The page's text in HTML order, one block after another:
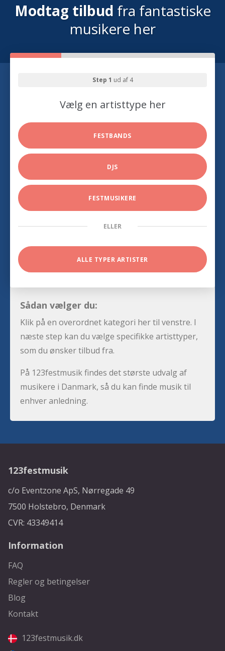
Modtag tilbud fra fantastiske
musikere her
Step 1 ud af 4
Vælg en artisttype her
FESTBANDS
DJS
FESTMUSIKERE
ELLER
ALLE TYPER ARTISTER
Sådan vælger du:
Klik på en overordnet kategori her til venstre. I
næste step kan du vælge specifikke artisttyper,
som du ønsker tilbud fra.
På 123festmusik findes det største udvalg af
musikere i Danmark, så du kan finde musik til
enhver anledning.
123festmusik
c/o Eventzone ApS, Nørregade 49
7500 Holstebro, Denmark
CVR: 43349414
Information
FAQ
Regler og betingelser
Blog
Kontakt
123festmusik.dk